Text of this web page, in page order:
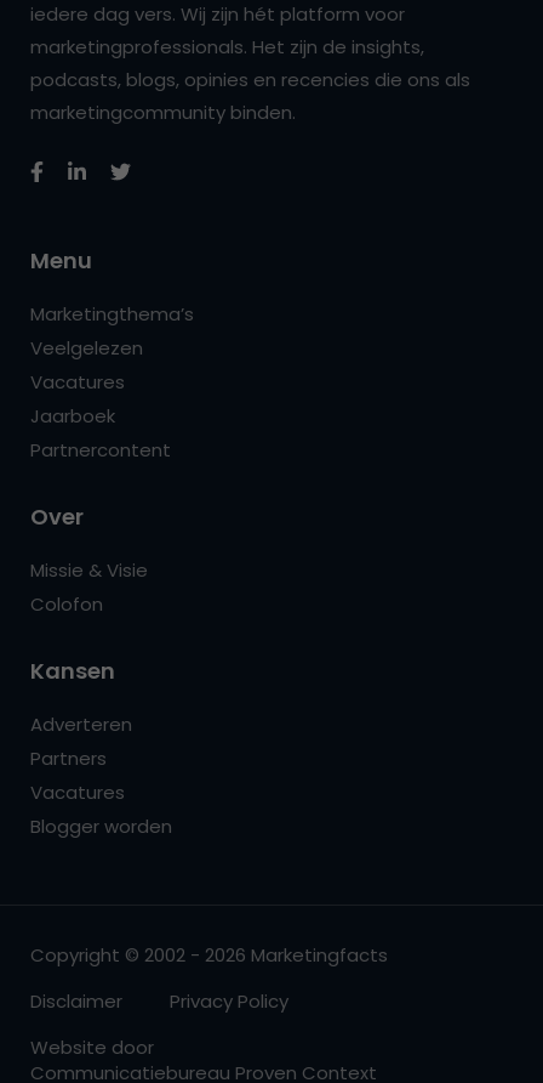
iedere dag vers. Wij zijn hét platform voor
marketingprofessionals. Het zijn de insights,
podcasts, blogs, opinies en recencies die ons als
marketingcommunity binden.
Menu
Marketingthema’s
Veelgelezen
Vacatures
Jaarboek
Partnercontent
Over
Missie & Visie
Colofon
Kansen
Adverteren
Partners
Vacatures
Blogger worden
Copyright © 2002 - 2026 Marketingfacts
Disclaimer
Privacy Policy
Website door
Communicatiebureau Proven Context